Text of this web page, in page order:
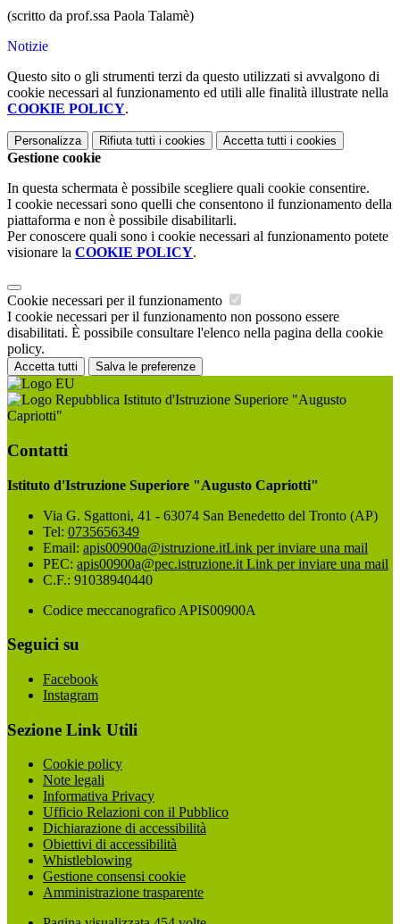
(scritto da prof.ssa Paola Talamè)
Notizie
Questo sito o gli strumenti terzi da questo utilizzati si avvalgono di
cookie necessari al funzionamento ed utili alle finalità illustrate nella
COOKIE POLICY.
Personalizza Rifiuta tutti i cookies Accetta tutti i cookies
Gestione cookie
In questa schermata è possibile scegliere quali cookie consentire.
I cookie necessari sono quelli che consentono il funzionamento della
piattaforma e non è possibile disabilitarli.
Per conoscere quali sono i cookie necessari al funzionamento potete
visionare la COOKIE POLICY.
Cookie necessari per il funzionamento
I cookie necessari per il funzionamento non possono essere
disabilitati. È possibile consultare l'elenco nella pagina della cookie
policy.
Accetta tutti Salva le preferenze
Istituto d'Istruzione Superiore "Augusto
Capriotti"
Contatti
Istituto d'Istruzione Superiore "Augusto Capriotti"
Via G. Sgattoni, 41 - 63074 San Benedetto del Tronto (AP)
Tel: 0735656349
Email: apis00900a@istruzione.itLink per inviare una mail
PEC: apis00900a@pec.istruzione.it Link per inviare una mail
C.F.: 91038940440
Codice meccanografico APIS00900A
Seguici su
Facebook
Instagram
Sezione Link Utili
Cookie policy
Note legali
Informativa Privacy
Ufficio Relazioni con il Pubblico
Dichiarazione di accessibilità
Obiettivi di accessibilità
Whistleblowing
Gestione consensi cookie
Amministrazione trasparente